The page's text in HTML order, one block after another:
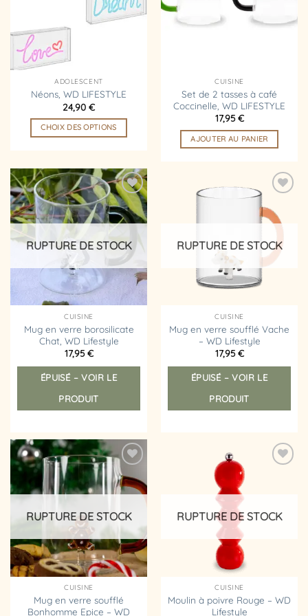
options
peuvent
la
page
du
produit
ADOLESCENT
Néons, WD LIFESTYLE
24,90 €
CHOIX DES OPTIONS
a
plusieurs
variations.
Les
peuvent
choisies
sur
la
page
du
produit
CUISINE
Set de 2 tasses à café
Coccinelle, WD LIFESTYLE
17,95€
AJOUTER AU PANIER
Ajouter
à la
liste
RUPTURE DE STOCK
CUISINE
Mug en verre borosilicate
Chat, WD Lifestyle
17,95€
ÉPUISÉ – VOIR LE
PRODUIT
à la
liste
d’envies
RUPTURE DE STOCK
CUISINE
Mug en verre soufflé Vache
– WD Lifestyle
17,95€
ÉPUISÉ – VOIR LE
PRODUIT
Ajouter
à la
liste
RUPTURE DE STOCK
CUISINE
Mug en verre soufflé
Bonhomme Epice – WD
RUPTURE DE STOCK
CUISINE
Moulin à poivre Rouge – WD
Lifestyle